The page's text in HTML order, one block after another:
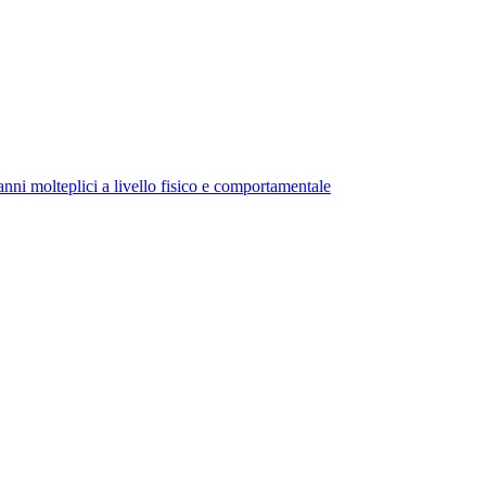
molteplici a livello fisico e comportamentale